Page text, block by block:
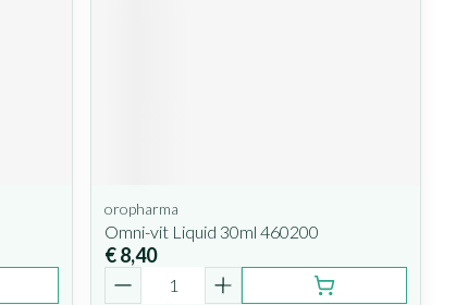
oropharma
Omni-vit Liquid 30ml 460200
€ 8,40